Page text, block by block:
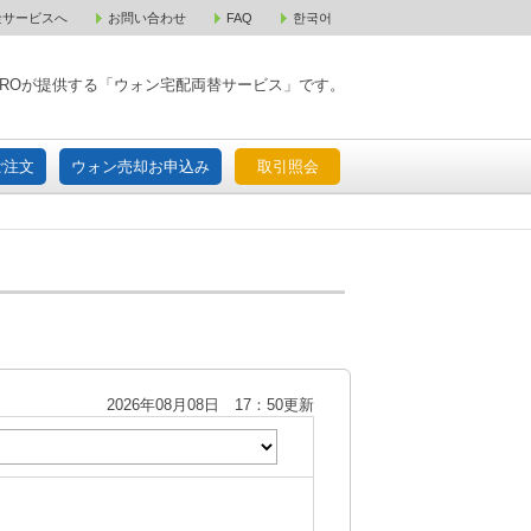
ービスへ お問い合わせ FAQ 한국어
が提供する「ウォン宅配両替サービス」です。
文 ウォン売却お申込み 取引照会
宅配ご注文 ウォン売却お申込み 取引照会
2026年08月08日 17：50更新